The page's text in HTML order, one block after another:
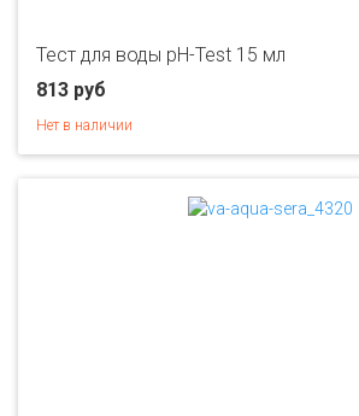
Тест для воды pH-Test 15 мл
813 руб
Нет в наличии